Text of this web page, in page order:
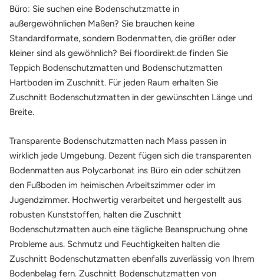
Büro: Sie suchen eine Bodenschutzmatte in
außergewöhnlichen Maßen? Sie brauchen keine
Standardformate, sondern Bodenmatten, die größer oder
kleiner sind als gewöhnlich? Bei floordirekt.de finden Sie
Teppich Bodenschutzmatten und Bodenschutzmatten
Hartboden im Zuschnitt. Für jeden Raum erhalten Sie
Zuschnitt Bodenschutzmatten in der gewünschten Länge und
Breite.
Transparente Bodenschutzmatten nach Mass passen in
wirklich jede Umgebung. Dezent fügen sich die transparenten
Bodenmatten aus Polycarbonat ins Büro ein oder schützen
den Fußboden im heimischen Arbeitszimmer oder im
Jugendzimmer. Hochwertig verarbeitet und hergestellt aus
robusten Kunststoffen, halten die Zuschnitt
Bodenschutzmatten auch eine tägliche Beanspruchung ohne
Probleme aus. Schmutz und Feuchtigkeiten halten die
Zuschnitt Bodenschutzmatten ebenfalls zuverlässig von Ihrem
Bodenbelag fern. Zuschnitt Bodenschutzmatten von